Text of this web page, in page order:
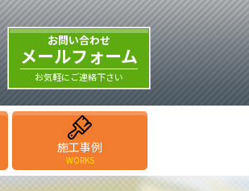
お問い合わせ
メールフォーム
お気軽にご連絡下さい
施工事例
WORKS